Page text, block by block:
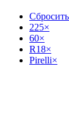
Сбросить
225×
60×
R18×
Pirelli×